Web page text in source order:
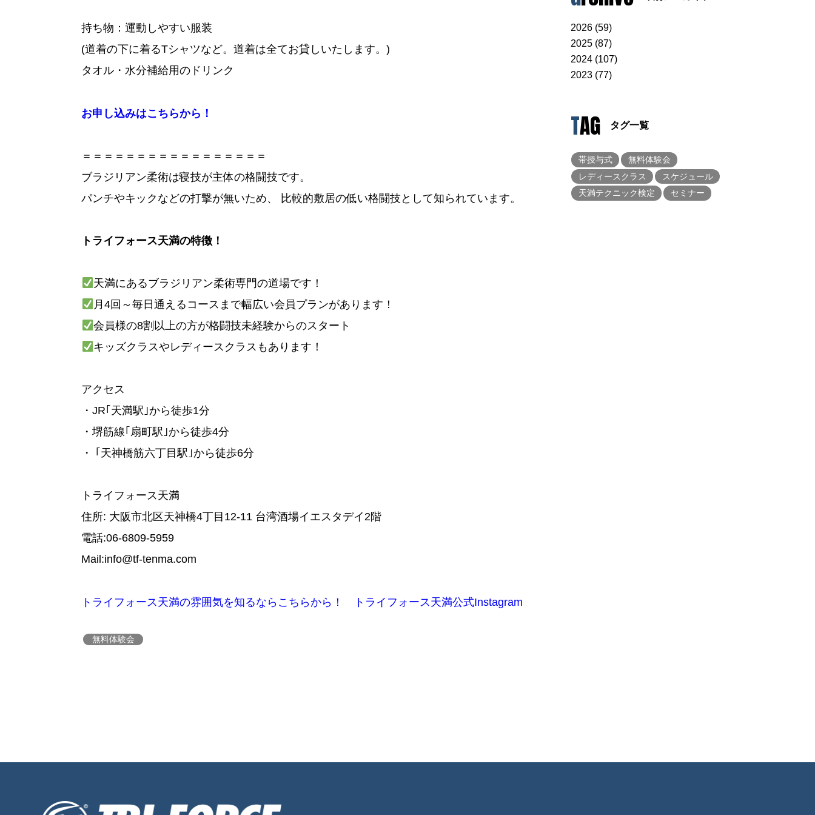
持ち物：運動しやすい服装
(道着の下に着るTシャツなど。道着は全てお貸しいたします。)
タオル・水分補給用のドリンク
お申し込みはこちらから！
＝＝＝＝＝＝＝＝＝＝＝＝＝＝＝＝＝
ブラジリアン柔術は寝技が主体の格闘技です。
パンチやキックなどの打撃が無いため、 比較的敷居の低い格闘技として知られています。
トライフォース天満の特徴！
天満にあるブラジリアン柔術専門の道場です！
月4回～毎日通えるコースまで幅広い会員プランがあります！
会員様の8割以上の方が格闘技未経験からのスタート
キッズクラスやレディースクラスもあります！
アクセス
・JR｢天満駅｣から徒歩1分
・堺筋線｢扇町駅｣から徒歩4分
・ ｢天神橋筋六丁目駅｣から徒歩6分
トライフォース天満
住所: 大阪市北区天神橋4丁目12-11 台湾酒場イエスタデイ2階
電話:06-6809-5959
Mail:info@tf-tenma.com
トライフォース天満の雰囲気を知るならこちらから！ トライフォース天満公式Instagram
無料体験会
2026 (59)
2025 (87)
2024 (107)
2023 (77)
TAG タグ一覧
帯授与式
無料体験会
レディースクラス
スケジュール
天満テクニック検定
セミナー